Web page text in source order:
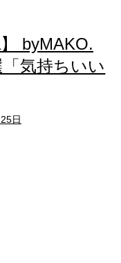
byMAKO.
「気持ちいい
日